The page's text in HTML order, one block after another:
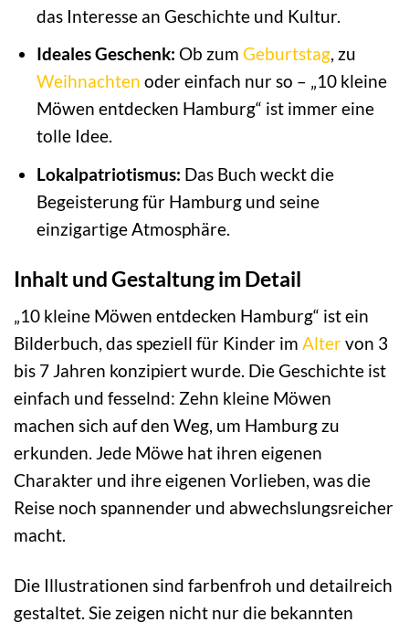
das Interesse an Geschichte und Kultur.
Ideales Geschenk: Ob zum Geburtstag, zu
Weihnachten oder einfach nur so – „10 kleine
Möwen entdecken Hamburg“ ist immer eine
tolle Idee.
Lokalpatriotismus: Das Buch weckt die
Begeisterung für Hamburg und seine
einzigartige Atmosphäre.
Inhalt und Gestaltung im Detail
„10 kleine Möwen entdecken Hamburg“ ist ein
Bilderbuch, das speziell für Kinder im Altervon 3
bis 7 Jahren konzipiert wurde. Die Geschichte ist
einfach und fesselnd: Zehn kleine Möwen
machen sich auf den Weg, um Hamburg zu
erkunden. Jede Möwe hat ihren eigenen
Charakter und ihre eigenen Vorlieben, was die
Reise noch spannender und abwechslungsreicher
macht.
Die Illustrationen sind farbenfroh und detailreich
gestaltet. Sie zeigen nicht nur die bekannten